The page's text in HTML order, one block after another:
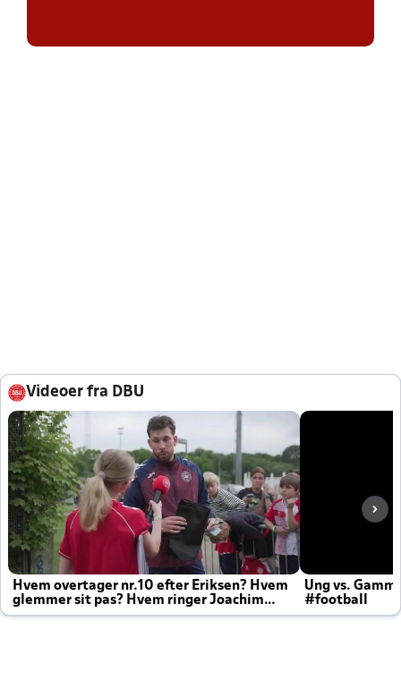
Videoer fra DBU
Hvem overtager nr.10 efter Eriksen? Hvem
glemmer sit pas? Hvem ringer Joachim
altid til efter kampe?
Ung vs.
#football